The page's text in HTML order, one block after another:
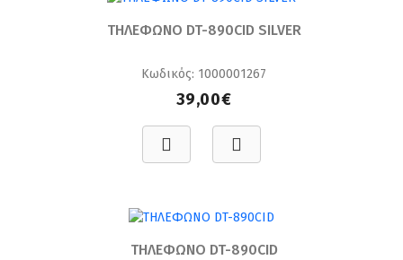
ΤΗΛΕΦΩΝΟ DT-890CID SILVER
Κωδικός: 1000001267
39,00€
ΤΗΛΕΦΩΝΟ DT-890CID